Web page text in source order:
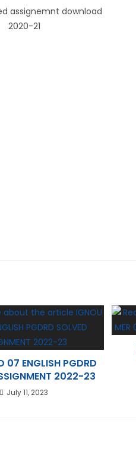
07 ENGLISH PGDRD
2022-23
July 11, 2023